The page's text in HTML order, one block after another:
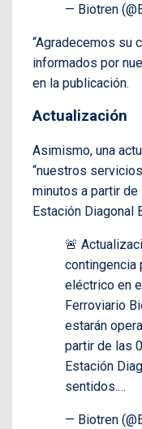
— Biotren
“Agradecemos su
informados por
en la publicación.
Actualización
Asimismo, una
“nuestros
minutos a partir de
Estación Diagonal
🚨
contingencia
eléctrico en
Ferroviario
estarán
partir de las
Estación
sentidos.…
— Biotren